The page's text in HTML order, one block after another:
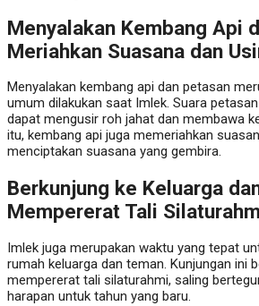
Menyalakan Kembang Api
Meriahkan Suasana dan
Menyalakan kembang api dan petasan
umum dilakukan saat Imlek. Suara
dapat mengusir roh jahat dan membawa
itu, kembang api juga memeriahkan
menciptakan suasana yang gembira.
Berkunjung ke Keluarga
Mempererat Tali
Imlek juga merupakan waktu yang tepat
rumah keluarga dan teman. Kunjungan ini
mempererat tali silaturahmi, saling
harapan untuk tahun yang baru.